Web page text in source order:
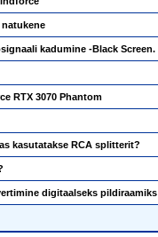
kadumine -Black Screen.
RTX 3070 Phantom
kasutatakse RCA splitterit?
digitaalseks pildiraamiks